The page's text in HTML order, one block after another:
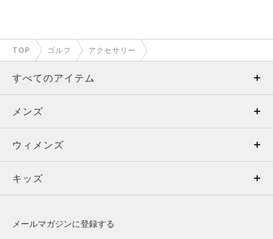
TOP ゴルフ アクセサリー
すべてのアイテム
メンズ
ウィメンズ
キッズ
メンズ
トップス
ボトムス
ウィメンズ
トップス
キッズ
メールマガジンに登録する